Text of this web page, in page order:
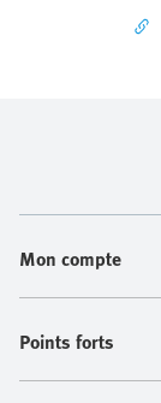
Mon compte
Points forts